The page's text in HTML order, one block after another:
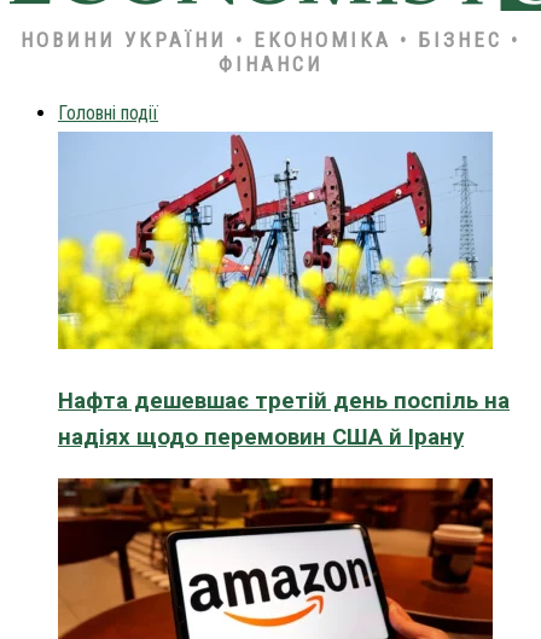
НОВИНИ УКРАЇНИ • ЕКОНОМІКА • БІЗНЕС •
ФІНАНСИ
Головні події
Нафта дешевшає третій день поспіль на
надіях щодо перемовин США й Ірану